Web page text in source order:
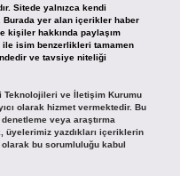
Sitede yalnızca kendi
Burada yer alan içerikler haber
kişiler hakkında paylaşım
ile isim benzerlikleri tamamen
ve tavsiye niteliği
Teknolojileri ve İletişim Kurumu
olarak hizmet vermektedir. Bu
veya araştırma
üyelerimiz yazdıkları içeriklerin
bu sorumluluğu kabul